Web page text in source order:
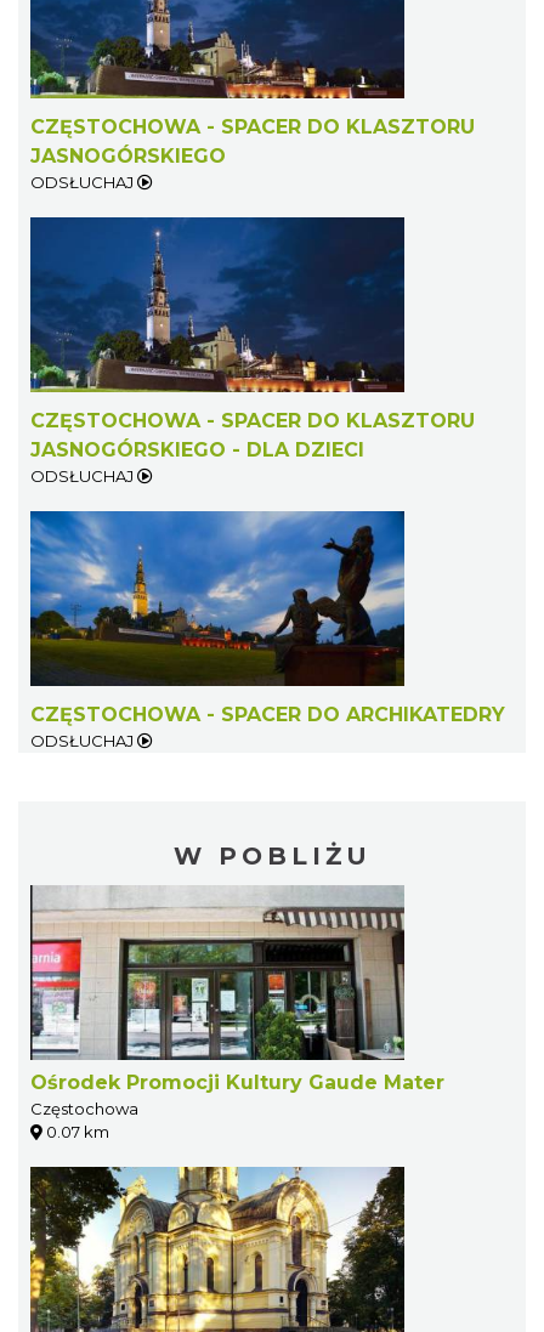
CZĘSTOCHOWA - SPACER DO KLASZTORU
JASNOGÓRSKIEGO
ODSŁUCHAJ
CZĘSTOCHOWA - SPACER DO KLASZTORU
JASNOGÓRSKIEGO - DLA DZIECI
ODSŁUCHAJ
CZĘSTOCHOWA - SPACER DO ARCHIKATEDRY
ODSŁUCHAJ
W POBLIŻU
Ośrodek Promocji Kultury Gaude Mater
Częstochowa
0.07 km